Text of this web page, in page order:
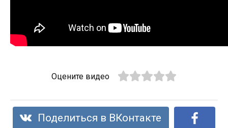
Оцените видео
Поделиться в ВКонтакте